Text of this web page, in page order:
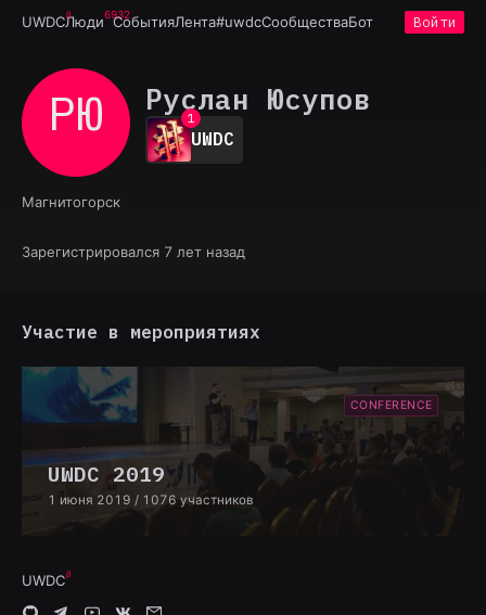
UWDCЛюди6932
СобытияЛента#uwdcСообществаБот Войти
РЮ Руслан Юсупов
0
1
2
3
7
UWDC
Магнитогорск
Зарегистрировался 7 лет назад
Участие в мероприятиях
CONFERENCE
UWDC 2019
1 июня 2019 / 1076 участников
UWDC